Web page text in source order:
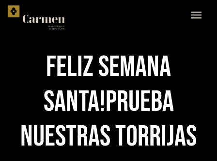
Skip
FELIZ SEMANA
SANTA!PRUEBA
NUESTRAS TORRIJAS